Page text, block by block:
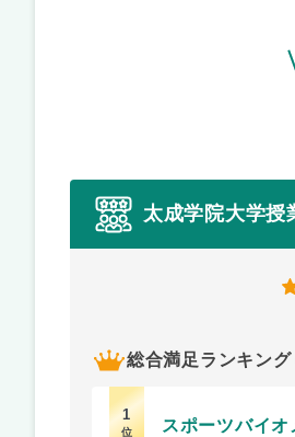
太成学院大学授
総合満足ランキング
1
位 スポーツバイオ